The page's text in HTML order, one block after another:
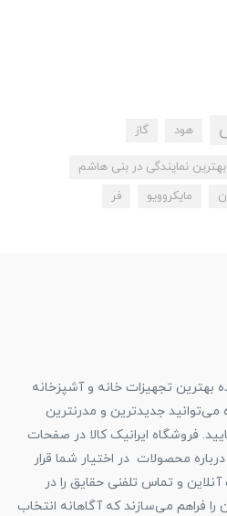
هود گاز
بهترین نمایندگی در بنی هاشم
مایکروویو فر
بهترین تجهیزات خانه و آشپزخانه
جدیدترین و مدرنترین
فروشگاه ایرانیک کالا در صفحات
محصولات در اختیار شما قرار
و تماس تلفنی حقایق را در
را فراهم می‌سازند که آگاهانه انتخاب